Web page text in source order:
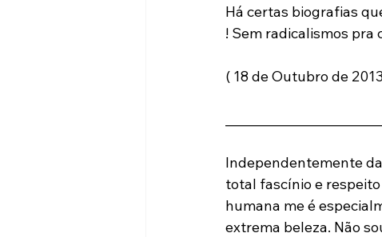
Há certas biografias
! Sem radicalismos pra
( 18 de Outubro de
Independentemente
total fascínio e
humana me é
extrema beleza. Não